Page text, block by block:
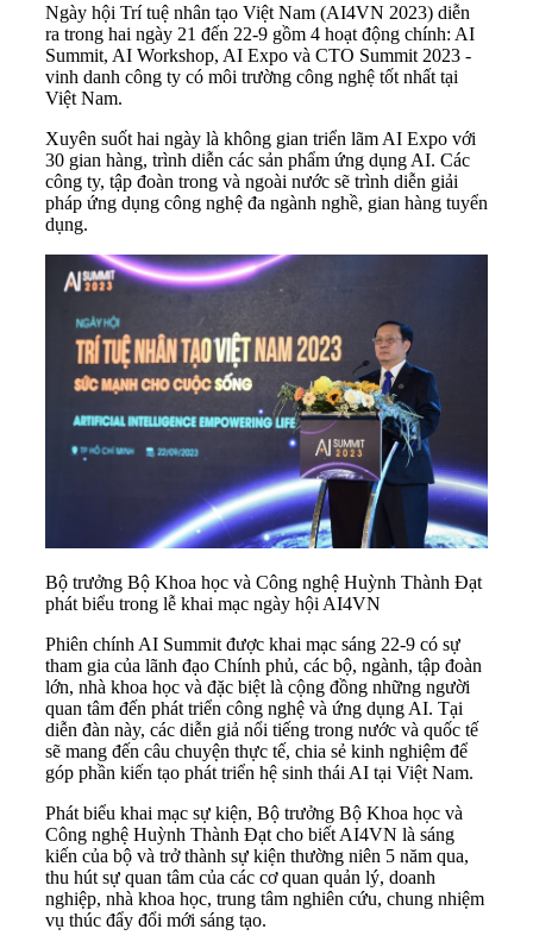
Ngày hội Trí tuệ nhân tạo Việt Nam (AI4VN 2023) diễn
ra trong hai ngày 21 đến 22-9 gồm 4 hoạt động chính: AI
Summit, AI Workshop, AI Expo và CTO Summit 2023 -
vinh danh công ty có môi trường công nghệ tốt nhất tại
Việt Nam.
Xuyên suốt hai ngày là không gian triển lãm AI Expo với
30 gian hàng, trình diễn các sản phẩm ứng dụng AI. Các
công ty, tập đoàn trong và ngoài nước sẽ trình diễn giải
pháp ứng dụng công nghệ đa ngành nghề, gian hàng tuyển
dụng.
Bộ trưởng Bộ Khoa học và Công nghệ Huỳnh Thành Đạt
phát biểu trong lễ khai mạc ngày hội AI4VN
Phiên chính AI Summit được khai mạc sáng 22-9 có sự
tham gia của lãnh đạo Chính phủ, các bộ, ngành, tập đoàn
lớn, nhà khoa học và đặc biệt là cộng đồng những người
quan tâm đến phát triển công nghệ và ứng dụng AI. Tại
diễn đàn này, các diễn giả nổi tiếng trong nước và quốc tế
sẽ mang đến câu chuyện thực tế, chia sẻ kinh nghiệm để
góp phần kiến tạo phát triển hệ sinh thái AI tại Việt Nam.
Phát biểu khai mạc sự kiện, Bộ trưởng Bộ Khoa học và
Công nghệ Huỳnh Thành Đạt cho biết AI4VN là sáng
kiến của bộ và trở thành sự kiện thường niên 5 năm qua,
thu hút sự quan tâm của các cơ quan quản lý, doanh
nghiệp, nhà khoa học, trung tâm nghiên cứu, chung nhiệm
vụ thúc đẩy đổi mới sáng tạo.